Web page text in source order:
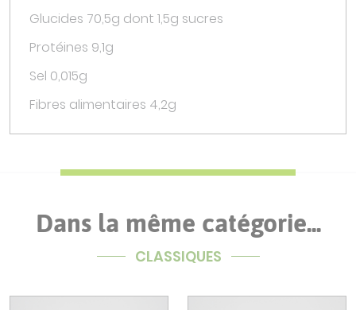
Glucides 70,5g dont 1,5g sucres
Protéines 9,1g
Sel 0,015g
Fibres alimentaires 4,2g
Dans la même catégorie...
CLASSIQUES